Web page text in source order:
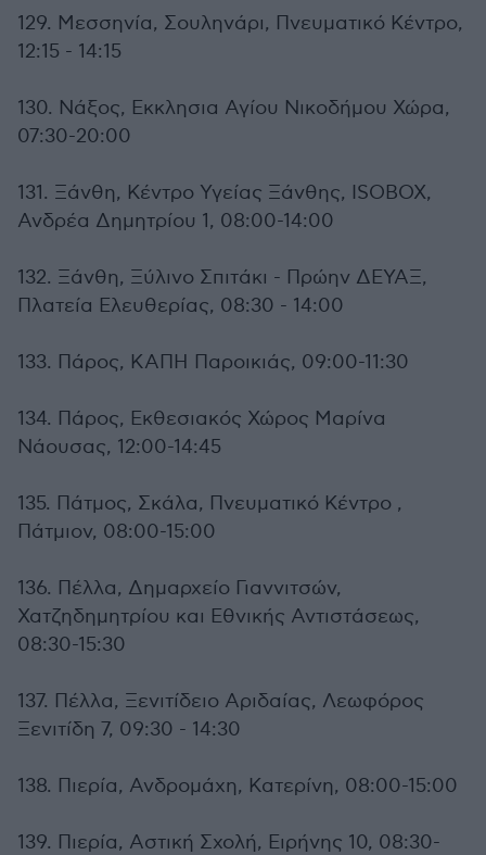
129. Μεσσηνία, Σουληνάρι, Πνευματικό Κέντρο,
12:15 - 14:15
130. Νάξος, Εκκλησια Αγίου Νικοδήμου Χώρα,
07:30-20:00
131. Ξάνθη, Κέντρο Υγείας Ξάνθης, ISOBOX,
Ανδρέα Δημητρίου 1, 08:00-14:00
132. Ξάνθη, Ξύλινο Σπιτάκι - Πρώην ΔΕΥΑΞ,
Πλατεία Ελευθερίας, 08:30 - 14:00
133. Πάρος, ΚΑΠΗ Παροικιάς, 09:00-11:30
134. Πάρος, Εκθεσιακός Χώρος Μαρίνα
Νάουσας, 12:00-14:45
135. Πάτμος, Σκάλα, Πνευματικό Κέντρο ,
Πάτμιον, 08:00-15:00
136. Πέλλα, Δημαρχείο Γιαννιτσών,
Χατζηδημητρίου και Εθνικής Αντιστάσεως,
08:30-15:30
137. Πέλλα, Ξενιτίδειο Αριδαίας, Λεωφόρος
Ξενιτίδη 7, 09:30 - 14:30
138. Πιερία, Ανδρομάχη, Κατερίνη, 08:00-15:00
139. Πιερία, Αστική Σχολή, Ειρήνης 10, 08:30-